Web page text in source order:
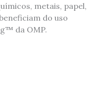
metais, papel,
do uso
da OMP.